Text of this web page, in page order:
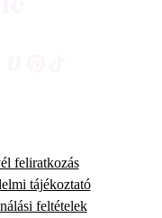
feliratkozás
tájékoztató
feltételek